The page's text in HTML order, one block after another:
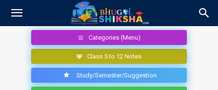
Categories (Menu)
Class 5 to 12 Notes
Study/Semester/Suggestion